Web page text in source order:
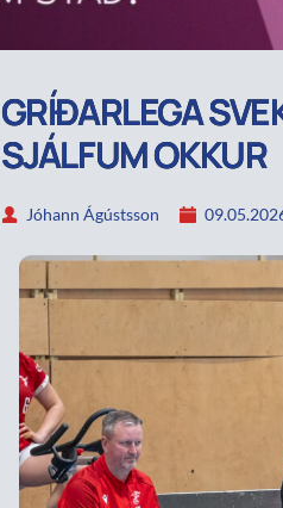
GRÍÐARLEGA
SJÁLFUM OKKUR
Jóhann Ágústsson